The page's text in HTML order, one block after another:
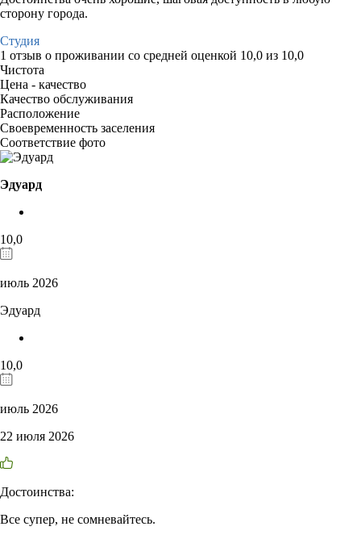
сторону города.
Студия
1 отзыв о проживании со средней оценкой 10,0 из 10,0
Чистота
Цена - качество
Качество обслуживания
Расположение
Своевременность заселения
Соответствие фото
Эдуард
10,0
июль 2026
Эдуард
10,0
июль 2026
22 июля 2026
Достоинства:
Все супер, не сомневайтесь.